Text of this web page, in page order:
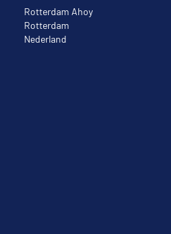
Rotterdam Ahoy
Rotterdam
Nederland